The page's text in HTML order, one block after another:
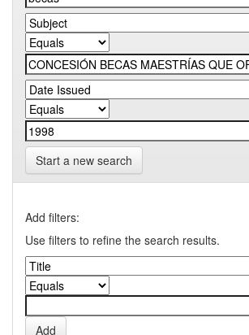
Start a new search
Add filters:
Use filters to refine the search results.